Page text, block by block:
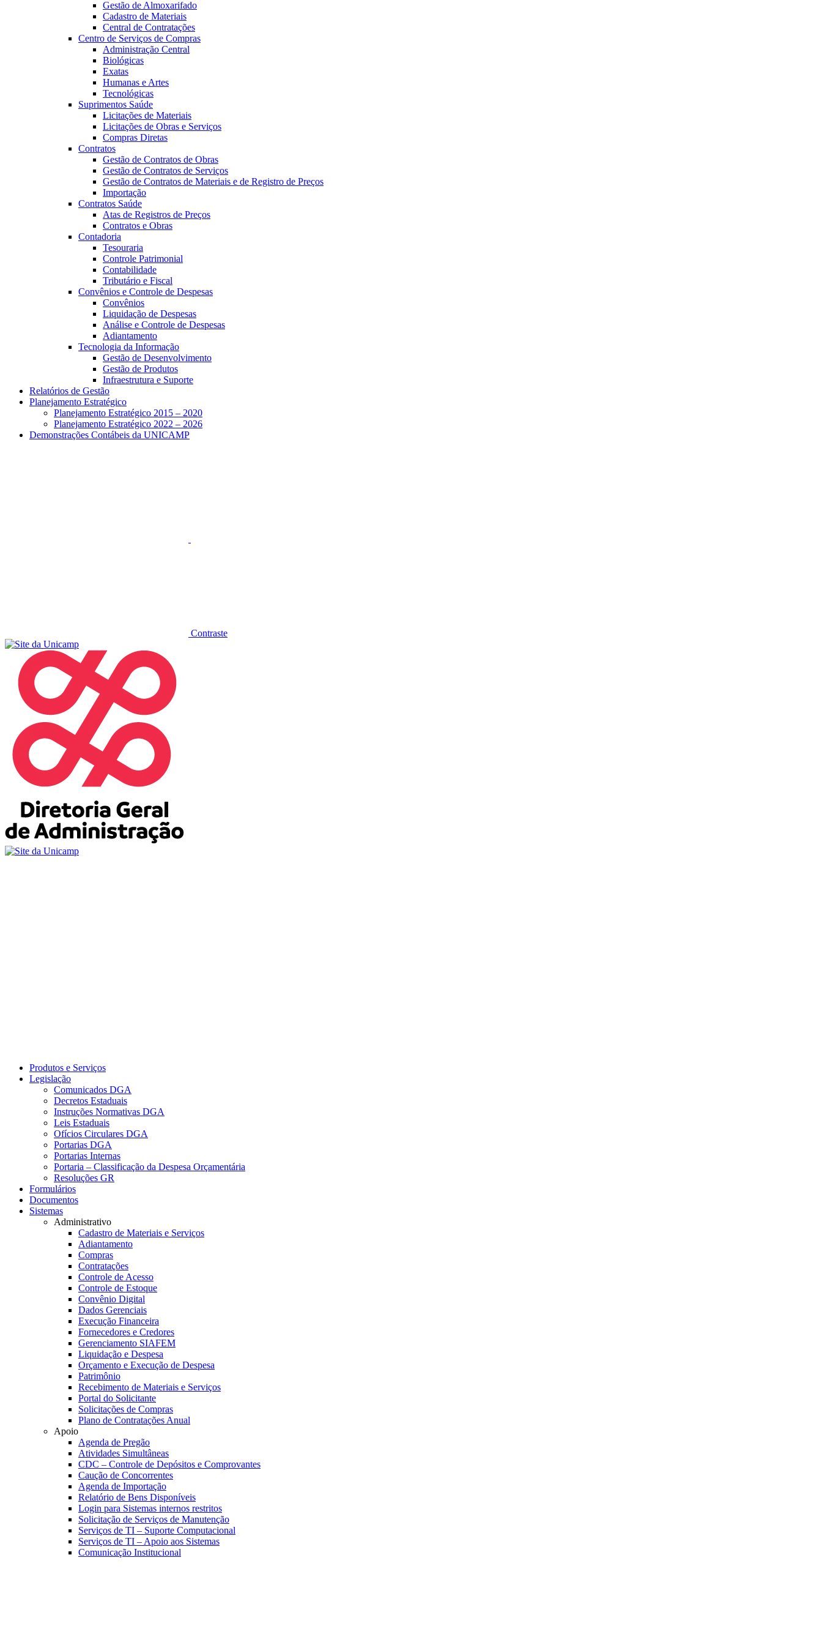
Gestão de Almoxarifado
Cadastro de Materiais
Central de Contratações
Centro de Serviços de Compras
Administração Central
Biológicas
Exatas
Humanas e Artes
Tecnológicas
Suprimentos Saúde
Licitações de Materiais
Licitações de Obras e Serviços
Compras Diretas
Contratos
Gestão de Contratos de Obras
Gestão de Contratos de Serviços
Gestão de Contratos de Materiais e de Registro de Preços
Importação
Contratos Saúde
Atas de Registros de Preços
Contratos e Obras
Contadoria
Tesouraria
Controle Patrimonial
Contabilidade
Tributário e Fiscal
Convênios e Controle de Despesas
Convênios
Liquidação de Despesas
Análise e Controle de Despesas
Adiantamento
Tecnologia da Informação
Gestão de Desenvolvimento
Gestão de Produtos
Infraestrutura e Suporte
Relatórios de Gestão
Planejamento Estratégico
Planejamento Estratégico 2015 – 2020
Planejamento Estratégico 2022 – 2026
Demonstrações Contábeis da UNICAMP
Contraste
Produtos e Serviços
Legislação
Comunicados DGA
Decretos Estaduais
Instruções Normativas DGA
Leis Estaduais
Ofícios Circulares DGA
Portarias DGA
Portarias Internas
Portaria – Classificação da Despesa Orçamentária
Resoluções GR
Formulários
Documentos
Sistemas
Administrativo
Cadastro de Materiais e Serviços
Adiantamento
Compras
Contratações
Controle de Acesso
Controle de Estoque
Convênio Digital
Dados Gerenciais
Execução Financeira
Fornecedores e Credores
Gerenciamento SIAFEM
Liquidação e Despesa
Orçamento e Execução de Despesa
Patrimônio
Recebimento de Materiais e Serviços
Portal do Solicitante
Solicitações de Compras
Plano de Contratações Anual
Apoio
Agenda de Pregão
Atividades Simultâneas
CDC – Controle de Depósitos e Comprovantes
Caução de Concorrentes
Agenda de Importação
Relatório de Bens Disponíveis
Login para Sistemas internos restritos
Solicitação de Serviços de Manutenção
Serviços de TI – Suporte Computacional
Serviços de TI – Apoio aos Sistemas
Comunicação Institucional